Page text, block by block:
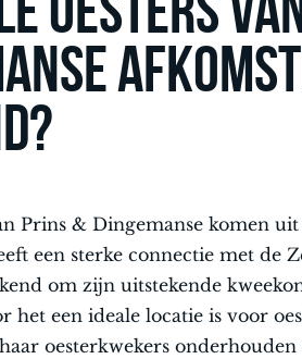
Prins & Dingemanse komen
een sterke connectie met de
om zijn uitstekende
het een ideale locatie is voor
oesterkwekers